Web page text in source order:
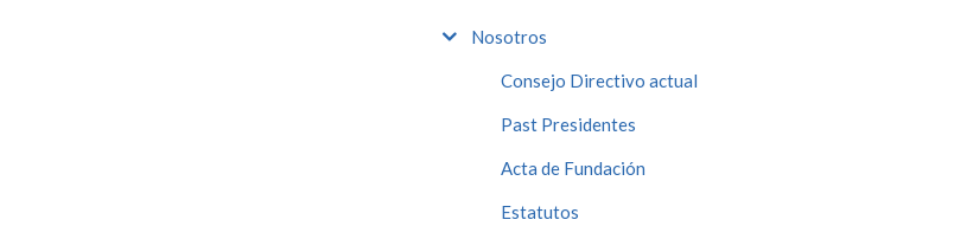
Nosotros
Consejo Directivo actual
Past Presidentes
Acta de Fundación
Estatutos